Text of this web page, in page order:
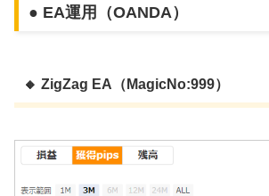
● EA運用（OANDA）
🔸 ZigZag EA（MagicNo:999）